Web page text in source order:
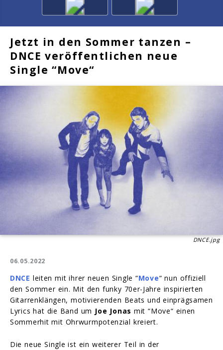
Jetzt in den Sommer tanzen –
DNCE veröffentlichen neue
Single “Move“
DNCE.jpg
06.05.2022
DNCE leiten mit ihrer neuen Single “Move“ nun offiziell
den Sommer ein. Mit den funky 70er-Jahre inspirierten
Gitarrenklängen, motivierenden Beats und einprägsamen
Lyrics hat die Band um Joe Jonas mit “Move“ einen
Sommerhit mit Ohrwurmpotenzial kreiert.
Die neue Single ist ein weiterer Teil in der